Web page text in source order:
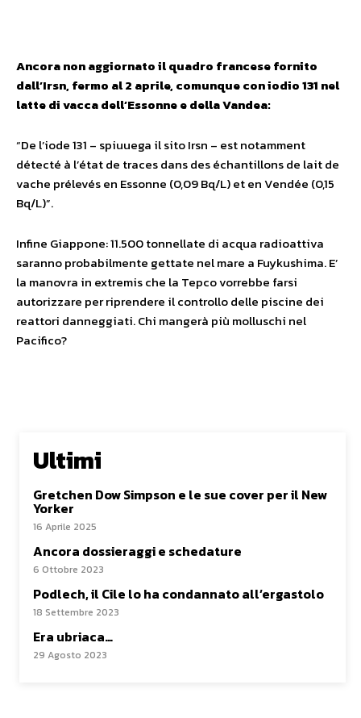
Ancora non aggiornato il quadro francese fornito
dall’Irsn, fermo al 2 aprile, comunque con iodio 131 nel
latte di vacca dell’Essonne e della Vandea:
“De l’iode 131 – spiuuega il sito Irsn – est notamment
détecté à l’état de traces dans des échantillons de lait de
vache prélevés en Essonne (0,09 Bq/L) et en Vendée (0,15
Bq/L)”.
Infine Giappone: 11.500 tonnellate di acqua radioattiva
saranno probabilmente gettate nel mare a Fuykushima. E’
la manovra in extremis che la Tepco vorrebbe farsi
autorizzare per riprendere il controllo delle piscine dei
reattori danneggiati. Chi mangerà più molluschi nel
Pacifico?
Ultimi
Gretchen Dow Simpson e le sue cover per il New
Yorker
16 Aprile 2025
Ancora dossieraggi e schedature
6 Ottobre 2023
Podlech, il Cile lo ha condannato all’ergastolo
18 Settembre 2023
Era ubriaca…
29 Agosto 2023